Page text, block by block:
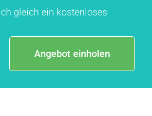
gleich ein kostenloses
Angebot einholen